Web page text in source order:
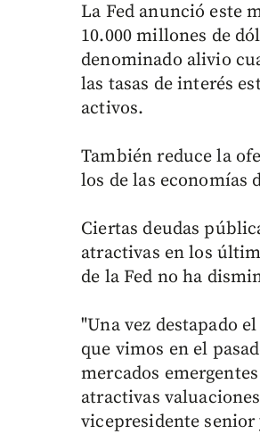
La Fed anunció este
10.000 millones de
denominado alivio
las tasas de interés
activos.
También reduce la
los de las economías
Ciertas deudas
atractivas en los
de la Fed no ha
"Una vez destapado
que vimos en el
mercados
atractivas
vicepresidente